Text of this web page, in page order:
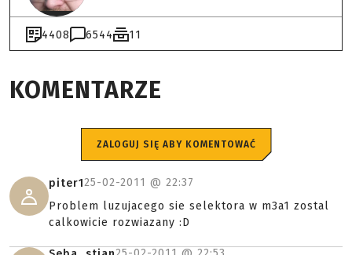
4408 6544 11
KOMENTARZE
ZALOGUJ SIĘ ABY KOMENTOWAĆ
piter125-02-2011 @ 22:37
Problem luzujacego sie selektora w m3a1 zostal
calkowicie rozwiazany :D